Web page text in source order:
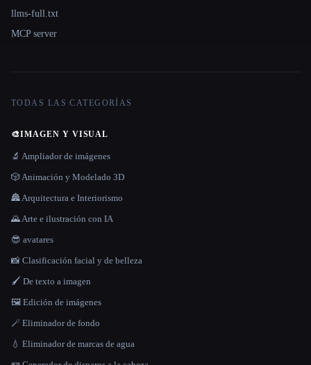
llms-full.txt
MCP server
TODAS LAS CATEGORÍAS
🎨IMAGEN Y VISUAL
🔬 Ampliador de imágenes
🎲 Animación y Modelado 3D
🏯 Arquitectura e Interiorismo
🌄 Arte e ilustración con IA
😎 avatares
📸 Clasificación facial y de belleza
🖌️ De texto a imagen
🖼️ Edición de imágenes
🪄 Eliminador de fondo
💧 Eliminador de marcas de agua